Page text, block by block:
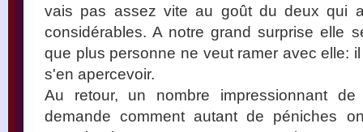
vais pas assez vite au goût du deux qui
considérables. A notre grand surprise elle
que plus personne ne veut ramer avec elle:
s'en apercevoir.
Au retour, un nombre impressionnant
demande comment autant de péniches